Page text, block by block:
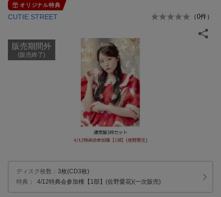
オリジナル特典
CUTIE STREET （0件）
販売期間外
(販売終了)
ディスク枚数 ： 3枚(CD3枚)
特典：
4/12特典会参加権【1部】(佐野愛花)(一次販売)